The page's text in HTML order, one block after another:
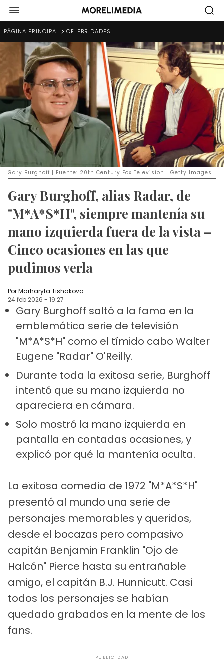
PÁGINA PRINCIPAL CELEBRIDADES
Gary Burghoff | Fuente: 20th Century Fox Television | Getty Images
Gary Burghoff, alias Radar, de
"M*A*S*H", siempre mantenía su
mano izquierda fuera de la vista –
Cinco ocasiones en las que
pudimos verla
PorMarharyta Tishakova
24 feb 2026 - 19:27
Gary Burghoff saltó a la fama en la
emblemática serie de televisión
"M*A*S*H" como el tímido cabo Walter
Eugene "Radar" O'Reilly.
Durante toda la exitosa serie, Burghoff
intentó que su mano izquierda no
apareciera en cámara.
Solo mostró la mano izquierda en
pantalla en contadas ocasiones, y
explicó por qué la mantenía oculta.
La exitosa comedia de 1972 "M*A*S*H"
presentó al mundo una serie de
personajes memorables y queridos,
desde el bocazas pero compasivo
capitán Benjamin Franklin "Ojo de
Halcón" Pierce hasta su entrañable
amigo, el capitán B.J. Hunnicutt. Casi
todos los personajes se habían
quedado grabados en la mente de los
fans.
PUBLICIDAD